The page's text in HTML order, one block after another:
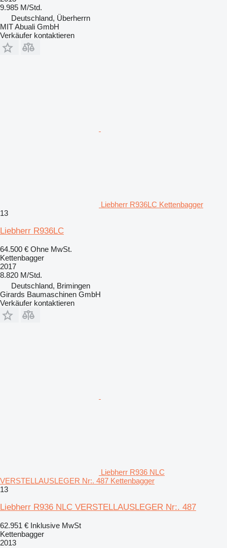
9.985 M/Std.
Deutschland, Überherrn
MIT Abuali GmbH
Verkäufer kontaktieren
Liebherr R936LC Kettenbagger
13
Liebherr R936LC
64.500 € Ohne MwSt.
Kettenbagger
2017
8.820 M/Std.
Deutschland, Brimingen
Girards Baumaschinen GmbH
Verkäufer kontaktieren
Liebherr R936 NLC
VERSTELLAUSLEGER Nr:. 487 Kettenbagger
13
Liebherr R936 NLC VERSTELLAUSLEGER Nr:. 487
62.951 € Inklusive MwSt
Kettenbagger
2013